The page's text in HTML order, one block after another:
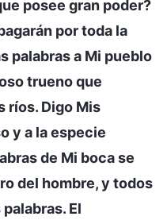
posee gran poder?
por toda la
palabras a Mi pueblo
trueno que
ríos. Digo Mis
y a la especie
de Mi boca se
del hombre, y todos
El